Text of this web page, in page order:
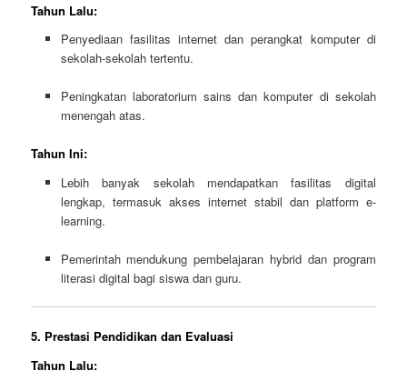
Tahun Lalu:
Penyediaan fasilitas internet dan perangkat komputer di
sekolah-sekolah tertentu.
Peningkatan laboratorium sains dan komputer di sekolah
menengah atas.
Tahun Ini:
Lebih banyak sekolah mendapatkan fasilitas digital
lengkap, termasuk akses internet stabil dan platform e-
learning.
Pemerintah mendukung pembelajaran hybrid dan program
literasi digital bagi siswa dan guru.
5. Prestasi Pendidikan dan Evaluasi
Tahun Lalu: